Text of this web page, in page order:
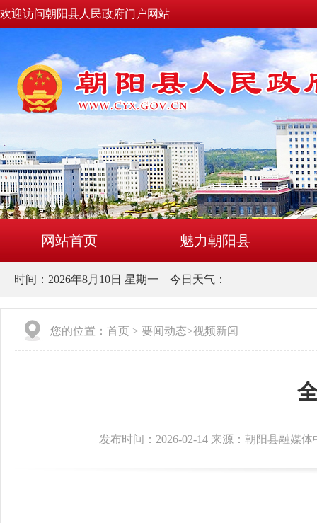
欢迎访问朝阳县人民政府门户网站
网站首页 魅力朝阳县
时间： 2026年8月10日 星期一 今日天气：
您的位置： 首页 > 要闻动态>视频新闻
发布时间：2026-02-14 来源：朝阳县融媒体